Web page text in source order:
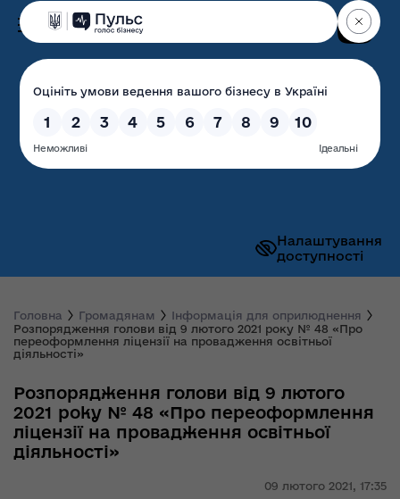
Налаштування
доступності
Волинська обласна
державна адміністрація
Головна Громадянам
Інформація для оприлюднення
Розпорядження голови від 9 лютого 2021 року № 48 «Про
переоформлення ліцензії на провадження освітньої
діяльності»
09 лютого 2021, 17:35
Розпорядження голови від 9 лютого
2021 року № 48 «Про переоформлення
ліцензії на провадження освітньої
діяльності»